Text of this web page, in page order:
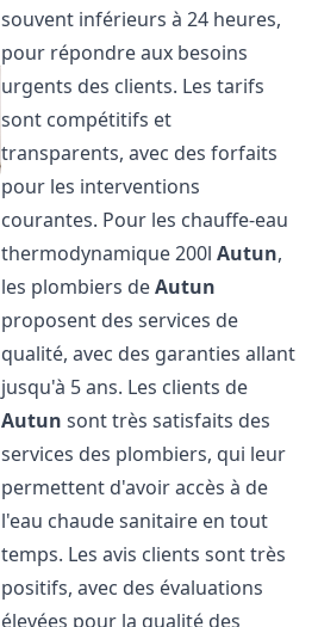
souvent inférieurs à 24 heures,
pour répondre aux besoins
urgents des clients. Les tarifs
sont compétitifs et
transparents, avec des forfaits
pour les interventions
courantes. Pour les chauffe-eau
thermodynamique 200lAutun,
les plombiers deAutun
proposent des services de
qualité, avec des garanties allant
jusqu'à 5 ans. Les clients de
Autun sont très satisfaits des
services des plombiers, qui leur
permettent d'avoir accès à de
l'eau chaude sanitaire en tout
temps. Les avis clients sont très
positifs, avec des évaluations
élevées pour la qualité des